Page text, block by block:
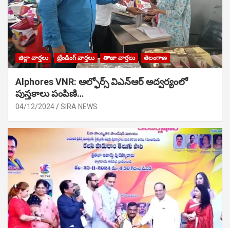
జిల్లా వార్తలు ట్రేండింగ్ వార్తలు తాజా వార్తలు తెలంగాణ
Alphores VNR: ఆల్ఫోర్స్ విఎన్ఆర్ అద్వర్యంలో
పుస్తకాలు పంపిణి…
04/12/2024 SIRA NEWS